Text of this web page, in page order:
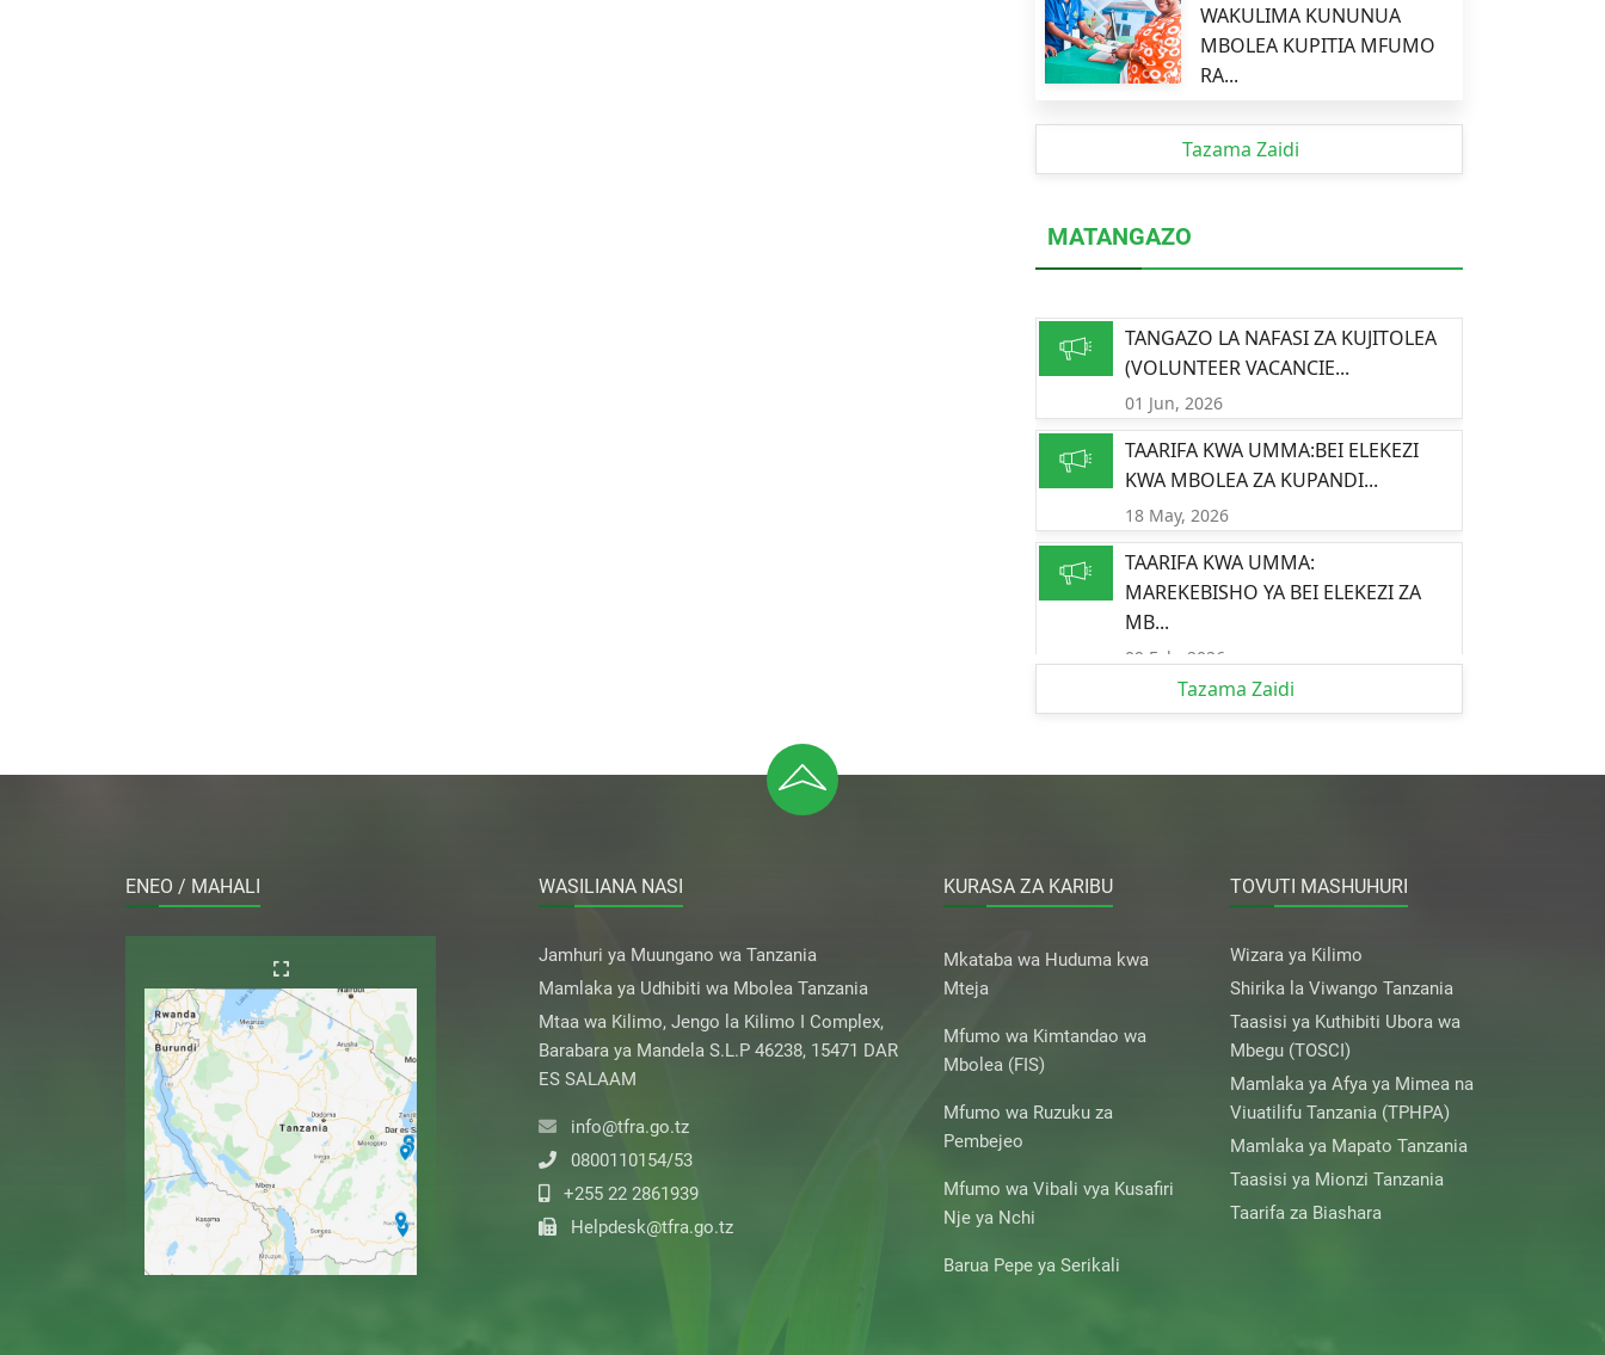
WAKULIMA KUNUNUA
MBOLEA KUPITIA MFUMO
RA...
Tazama Zaidi
MATANGAZO
TANGAZO LA NAFASI ZA KUJITOLEA
(VOLUNTEER VACANCIE...
01 Jun, 2026
TAARIFA KWA UMMA:BEI ELEKEZI
KWA MBOLEA ZA KUPANDI...
18 May, 2026
TAARIFA KWA UMMA:
MAREKEBISHO YA BEI ELEKEZI ZA
MB...
09 Feb, 2026
Tazama Zaidi
ENEO / MAHALI WASILIANA NASI
Jamhuri ya Muungano wa Tanzania
Mamlaka ya Udhibiti wa Mbolea Tanzania
Mtaa wa Kilimo, Jengo la Kilimo I Complex,
Barabara ya Mandela S.L.P 46238, 15471 DAR
ES SALAAM
info@tfra.go.tz
0800110154/53
+255 22 2861939
Helpdesk@tfra.go.tz
KURASA ZA KARIBU
Mkataba wa Huduma kwa
Mteja
Mfumo wa Kimtandao wa
Mbolea (FIS)
Mfumo wa Ruzuku za
Pembejeo
Mfumo wa Vibali vya Kusafiri
Nje ya Nchi
Barua Pepe ya Serikali
TOVUTI MASHUHURI
Wizara ya Kilimo
Shirika la Viwango Tanzania
Taasisi ya Kuthibiti Ubora wa
Mbegu (TOSCI)
Mamlaka ya Afya ya Mimea na
Viuatilifu Tanzania (TPHPA)
Mamlaka ya Mapato Tanzania
Taasisi ya Mionzi Tanzania
Taarifa za Biashara